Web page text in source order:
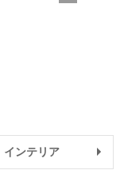
インテリア